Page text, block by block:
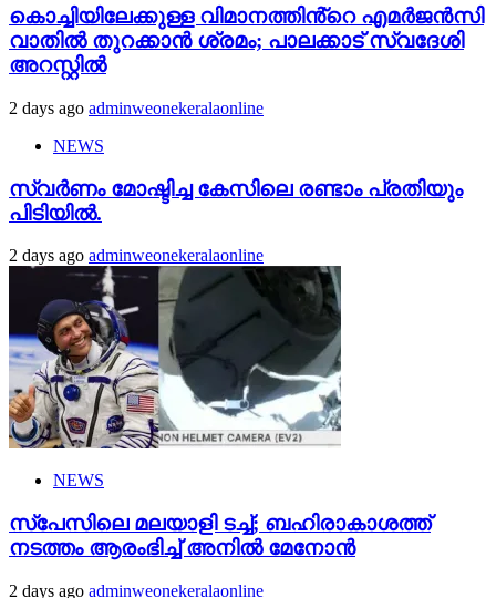
കൊച്ചിയിലേക്കുള്ള വിമാനത്തിൻ്റെ എമര്‍ജന്‍സി
വാതില്‍ തുറക്കാന്‍ ശ്രമം; പാലക്കാട് സ്വദേശി
അറസ്റ്റില്‍
2 days ago adminweonekeralaonline
NEWS
സ്വർണം മോഷ്ടിച്ച കേസിലെ രണ്ടാം പ്രതിയും
പിടിയിൽ.
2 days ago adminweonekeralaonline
NEWS
സ്‌പേസിലെ മലയാളി ടച്ച്; ബഹിരാകാശത്ത്
നടത്തം ആരംഭിച്ച് അനില്‍ മേനോന്‍
2 days ago adminweonekeralaonline